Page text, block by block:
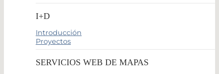
I+D
Introducción
Proyectos
SERVICIOS WEB DE MAPAS